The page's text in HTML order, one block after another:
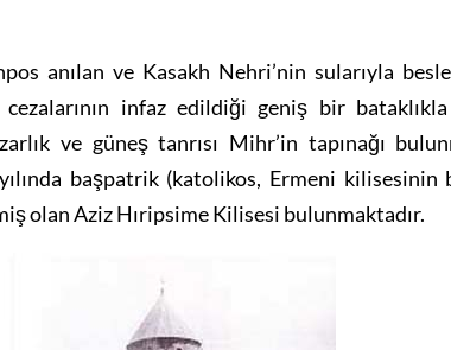
anılan ve Kasakh Nehri’nin sularıyla
infaz edildiği geniş bir
ve güneş tanrısı Mihr’in tapınağı
başpatrik (katolikos, Ermeni kilisesinin
olan Aziz Hıripsime Kilisesi bulunmaktadır.